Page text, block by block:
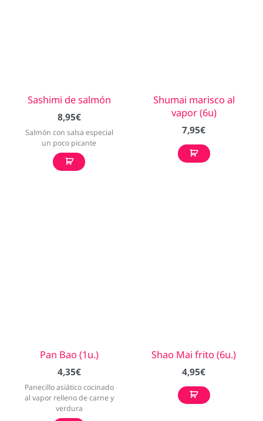
Sashimi de salmón
8,95€
Salmón con salsa especial
un poco picante
Shumai marisco al
vapor (6u)
7,95€
Pan Bao (1u.)
4,35€
Panecillo asiático cocinado
al vapor relleno de carne y
verdura
Shao Mai frito (6u.)
4,95€